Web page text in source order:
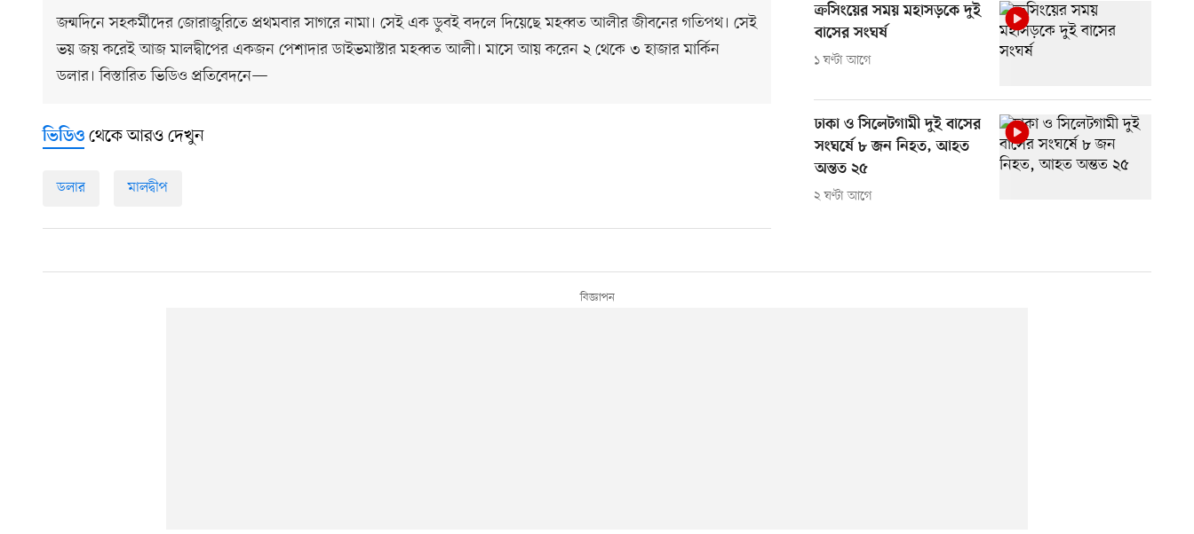
জন্মদিনে সহকর্মীদের জোরাজুরিতে প্রথমবার সাগরে নামা। সেই এক ডুবই বদলে দিয়েছে মহব্বত আলীর জীবনের গতিপথ। সেই
ভয় জয় করেই আজ মালদ্বীপের একজন পেশাদার ডাইভমাস্টার মহব্বত আলী। মাসে আয় করেন ২ থেকে ৩ হাজার মার্কিন
ডলার। বিস্তারিত ভিডিও প্রতিবেদনে—
ক্রসিংয়ের সময় মহাসড়কে দুই
বাসের সংঘর্ষ
১ ঘণ্টা আগে
ঢাকা ও সিলেটগামী দুই বাসের
সংঘর্ষে ৮ জন নিহত, আহত
অন্তত ২৫
২ ঘণ্টা আগে
ভিডিও থেকে আরও দেখুন
ডলার মালদ্বীপ